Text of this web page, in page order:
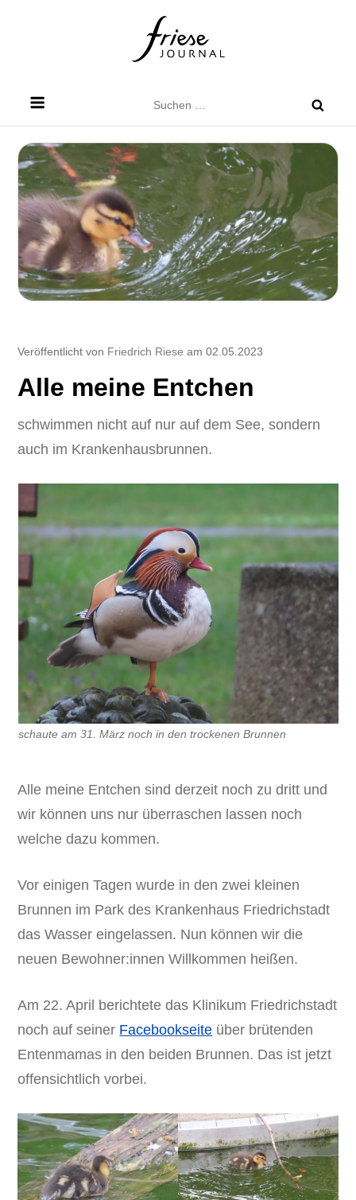
nach:
Veröffentlicht von Friedrich Riese am 02.05.2023
Alle meine Entchen
schwimmen nicht auf nur auf dem See, sondern
auch im Krankenhausbrunnen.
schaute am 31. März noch in den trockenen Brunnen
Alle meine Entchen sind derzeit noch zu dritt und
wir können uns nur überraschen lassen noch
welche dazu kommen.
Vor einigen Tagen wurde in den zwei kleinen
Brunnen im Park des Krankenhaus Friedrichstadt
das Wasser eingelassen. Nun können wir die
neuen Bewohner:innen Willkommen heißen.
Am 22. April berichtete das Klinikum Friedrichstadt
noch auf seiner Facebookseite über brütenden
Entenmamas in den beiden Brunnen. Das ist jetzt
offensichtlich vorbei.